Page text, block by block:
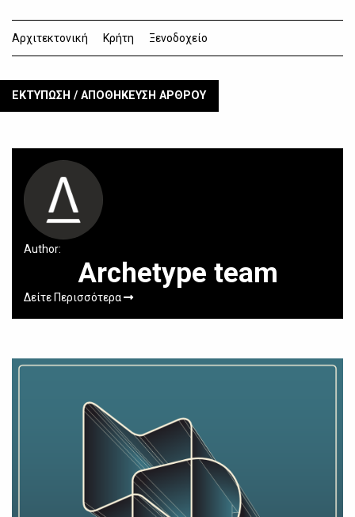
Αρχιτεκτονική Κρήτη Ξενοδοχείο
ΕΚΤΥΠΩΣΗ / ΑΠΟΘΗΚΕΥΣΗ ΑΡΘΡΟΥ
Author:
Archetype team
Δείτε Περισσότερα